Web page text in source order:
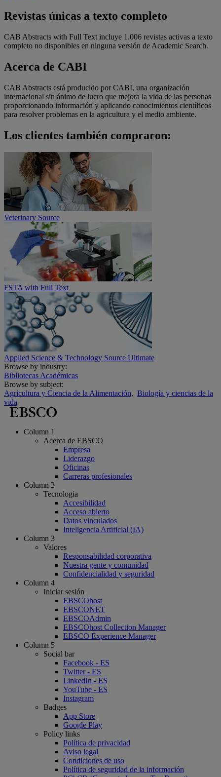
Revistas únicas a texto completo
CAB Abstracts with Full Text incluye 1.006 revistas activas a texto
completo no disponibles en ninguna versión de Academic Search.
Acerca de CABI
CAB Abstracts está producido por CABI, una organización
internacional sin ánimo de lucro que mejora la vida de las personas
proporcionando información y aplicando conocimientos científicos
para resolver problemas en la agricultura y el medio ambiente.
Los clientes también compraron:
Veterinary Source
FSTA with Full Text
Applied Science & Technology Source Ultimate
Browse by industry:
Bibliotecas Académicas
Browse by subject:
Agricultura y Ciencia de la Alimentación, Biología y ciencias de la
vida
Column 1
Acerca de EBSCO
Empresa
Liderazgo
Oficinas
Carreras profesionales
Column 2
Tecnología
Accesibilidad
Acceso abierto
Datos vinculados
Inteligencia Artificial (IA)
Column 3
Valores
Responsabilidad corporativa
Nuestra gente y comunidad
Confidencialidad y seguridad
Column 4
Iniciar sesión
EBSCOhost
EBSCONET
EBSCOAdmin
EBSCOhost Collection Manager
EBSCO Experience Manager
Column 5
Social bar
Facebook - ES
Twitter - ES
LinkedIn - ES
YouTube - ES
Instagram
Badges
App Store
Google Play
Policy links
Política de privacidad
Aviso legal
Condiciones de uso
Política de seguridad de la información